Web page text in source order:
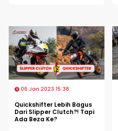
06 Jan 2023 15:38
Quickshifter Lebih Bagus
Dari Slipper Clutch?! Tapi
Ada Beza Ke?